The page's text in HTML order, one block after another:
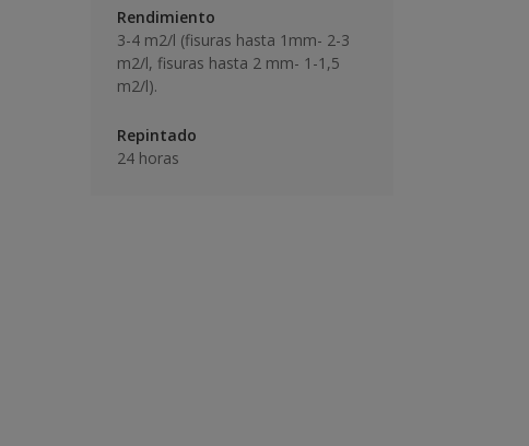
Rendimiento
3-4 m2/l (fisuras hasta 1mm- 2-3
m2/l, fisuras hasta 2 mm- 1-1,5
m2/l).
Repintado
24 horas